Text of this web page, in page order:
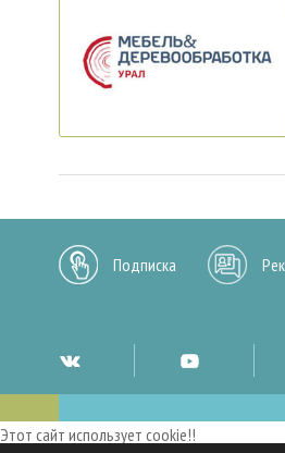
Подписка
Этот сайт использует cookie!!